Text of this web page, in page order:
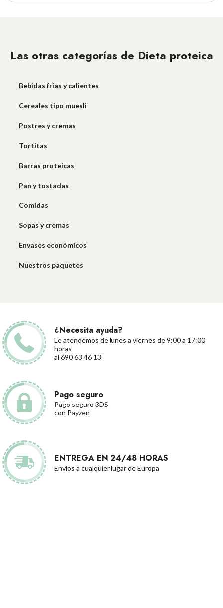
Las otras categorías de Dieta proteica
Bebidas frías y calientes
Cereales tipo muesli
Postres y cremas
Tortitas
Barras proteicas
Pan y tostadas
Comidas
Sopas y cremas
Envases económicos
Nuestros paquetes
¿Necesita ayuda?
Le atendemos de lunes a viernes de 9:00 a 17:00
horas
al 690 63 46 13
Pago seguro
Pago seguro 3DS
con Payzen
ENTREGA EN 24/48 HORAS
Envíos a cualquier lugar de Europa